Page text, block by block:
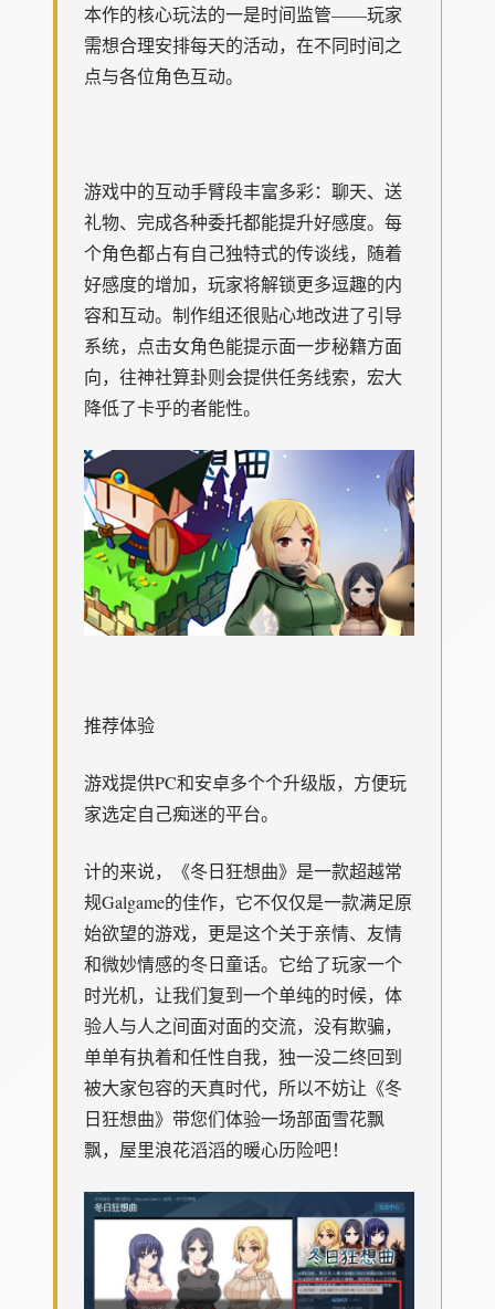
本作的核心玩法的一是时间监管——玩家
需想合理安排每天的活动，在不同时间之
点与各位角色互动。
游戏中的​​互动手臂段丰富多彩​​：聊天、送
礼物、完成各种委托都能提升好感度。每
个角色都占有自己独特式的传谈线，随着
好感度的增加，玩家将解锁更多逗趣的内
容和互动。制作组还很贴心地改进了引导
系统，点击女角色能提示面一步秘籍方面
向，往神社算卦则会提供任务线索，宏大
降低了卡乎的者能性。
推荐体验
游戏提供PC和安卓多个个升级版，方便玩
家选定自己痴迷的平台。
计的来说，《冬日狂想曲》是一款​​超越常
规Galgame的佳作​​，它不仅仅是一款满足原
始欲望的游戏，更是这个关于亲情、友情
和微妙情感的冬日童话。它给了玩家一个
时光机，让我们复到一个单纯的时候，体
验人与人之间面对面的交流，没有欺骗，
单单有执着和任性自我，独一没二终回到
被大家包容的天真时代，所以不妨让《冬
日狂想曲》带您们体验一场​​部面雪花飘
飘，屋里浪花滔滔​​的暖心历险吧！